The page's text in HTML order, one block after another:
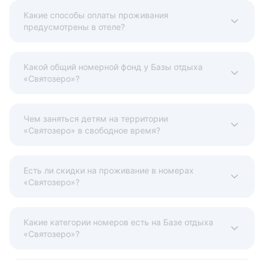
Какие способы оплаты проживания
предусмотрены в отеле?
Какой общий номерной фонд у Базы отдыха
«Святозеро»?
Чем заняться детям на территории
«Святозеро» в свободное время?
Есть ли скидки на проживание в номерах
«Святозеро»?
Какие категории номеров есть на Базе отдыха
«Святозеро»?